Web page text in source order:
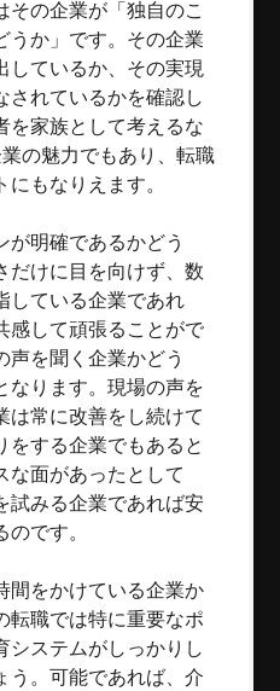
その企業が「独自のこ
うか」です。その企業
しているか、その実現
されているかを確認し
を家族として考えるな
の魅力でもあり、転職
もなりえます。
が明確であるかどう
だけに目を向けず、数
している企業であれ
感して頑張ることがで
声を聞く企業かどう
なります。現場の声を
は常に改善をし続けて
をする企業でもあると
な面があったとして
試みる企業であれば安
です。
間をかけている企業か
転職では特に重要なポ
システムがしっかりし
う。可能であれば、介